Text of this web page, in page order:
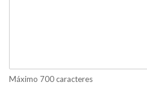
Máximo 700 caracteres